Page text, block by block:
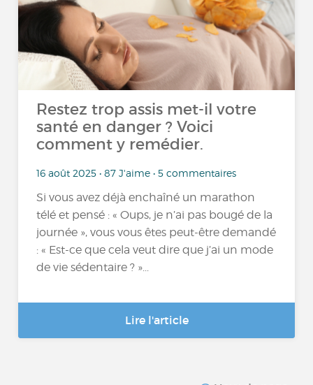
Restez trop assis met-il votre
santé en danger ? Voici
comment y remédier.
16 août 2025 • 87 J'aime • 5 commentaires
Si vous avez déjà enchaîné un marathon
télé et pensé : « Oups, je n’ai pas bougé de la
journée », vous vous êtes peut-être demandé
: « Est-ce que cela veut dire que j’ai un mode
de vie sédentaire ? »...
Lire l'article